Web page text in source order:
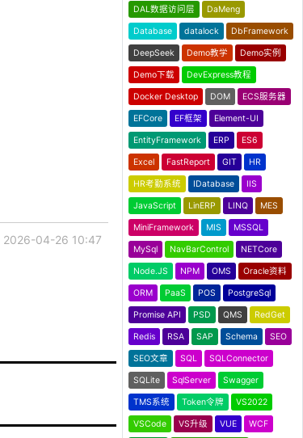
2026-04-26 10:47
DAL数据访问层 DaMeng
Database datalock DbFramework
DeepSeek Demo教学 Demo实例
Demo下载 DevExpress教程
Docker Desktop DOM ECS服务器
EFCore EF框架 Element-UI
EntityFramework ERP ES6
Excel FastReport GIT HR
HR考勤系统 IDatabase IIS
JavaScript LinERP LINQ MES
MiniFramework MIS MSSQL
MySql NavBarControl NETCore
Node.JS NPM OMS Oracle资料
ORM PaaS POS PostgreSql
Promise API PSD QMS RedGet
Redis RSA SAP Schema SEO
SEO文章 SQL SQLConnector
SQLite SqlServer Swagger
TMS系统 Token令牌 VS2022
VSCode VS升级 VUE WCF